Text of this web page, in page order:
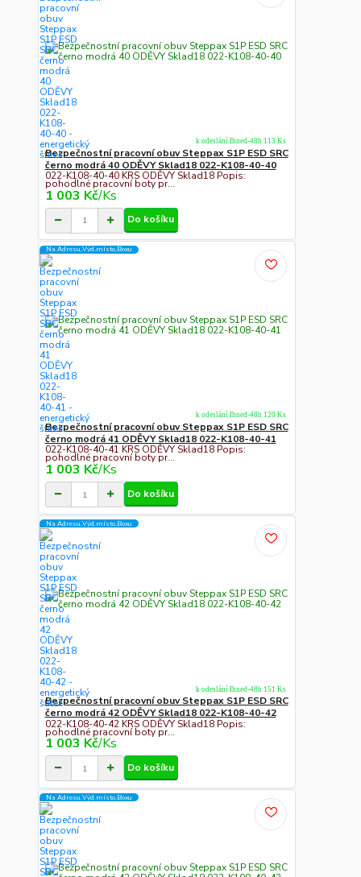
Bezpečnostní pracovní obuv Steppax S1P ESD SRC
černo modrá 40 ODĚVY Sklad18 022-K108-40-40
022-K108-40-40 KRS ODĚVY Sklad18 Popis:
pohodlné pracovní boty pr...
1 003 Kč/Ks
k odeslání Ihned-48h 113 Ks
Do košíku
Na Adresu,Výd.místo,Boxu
Bezpečnostní pracovní obuv Steppax S1P ESD SRC
černo modrá 41 ODĚVY Sklad18 022-K108-40-41
022-K108-40-41 KRS ODĚVY Sklad18 Popis:
pohodlné pracovní boty pr...
1 003 Kč/Ks
k odeslání Ihned-48h 120 Ks
Do košíku
Na Adresu,Výd.místo,Boxu
Bezpečnostní pracovní obuv Steppax S1P ESD SRC
černo modrá 42 ODĚVY Sklad18 022-K108-40-42
022-K108-40-42 KRS ODĚVY Sklad18 Popis:
pohodlné pracovní boty pr...
1 003 Kč/Ks
k odeslání Ihned-48h 151 Ks
Do košíku
Na Adresu,Výd.místo,Boxu